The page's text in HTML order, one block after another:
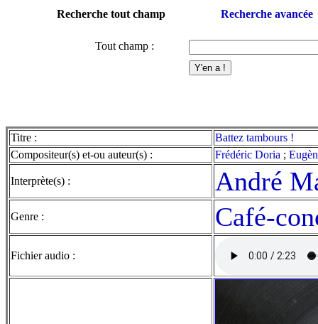
Recherche tout champ Recherche avancée
Tout champ :
Titre :
Battez tambours !
Compositeur(s) et-ou auteur(s) :
Frédéric Doria ;
Interprète(s) : André
Genre : Café-
Fichier audio :